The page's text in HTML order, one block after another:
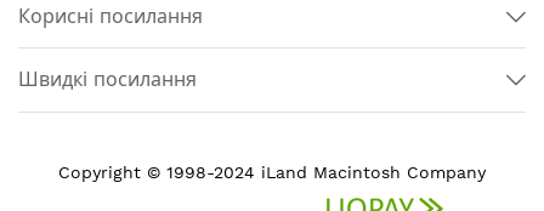
Корисні посилання
Швидкі посилання
Copyright © 1998-2024 iLand Macintosh Company